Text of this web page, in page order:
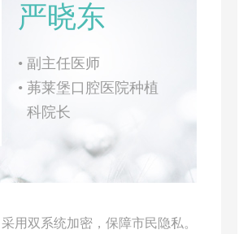
严晓东
• 副主任医师
• 茀莱堡口腔医院种植
科院长
用双系统加密，保障市民隐私。